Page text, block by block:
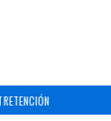
DEPORTES